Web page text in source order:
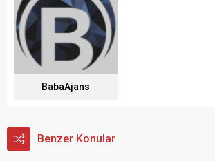
BabaAjans
Benzer Konular